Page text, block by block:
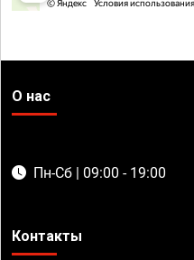
О нас
Пн-Сб | 09:00 - 19:00
Контакты